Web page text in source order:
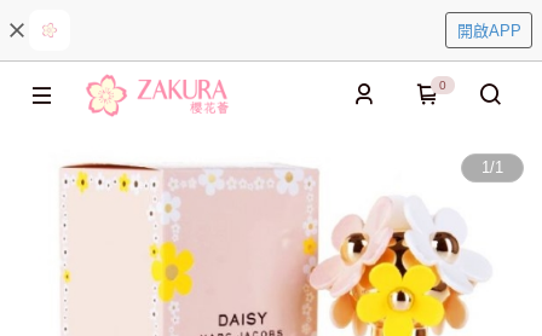
開啟APP
0
1/1